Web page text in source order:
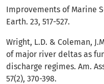
Improvements of Marine
Earth. 23, 517-527.
Wright, L.D. & Coleman,
of major river deltas as
discharge regimes. Am.
57(2), 370-398.